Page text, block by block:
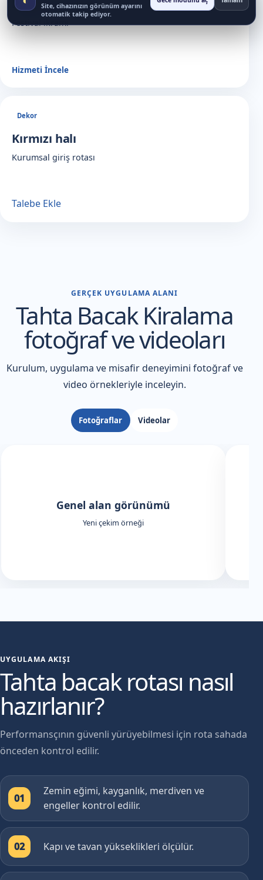
Popcorn arabası
Festival ikramı
Hizmeti İncele
Dekor
Kırmızı halı
Kurumsal giriş rotası
Talebe Ekle
GERÇEK UYGULAMA ALANI
Tahta Bacak Kiralama
fotoğraf ve videoları
Kurulum, uygulama ve misafir deneyimini fotoğraf ve
video örnekleriyle inceleyin.
Fotoğraflar Videolar
Genel alan görünümü
Yeni çekim örneği
UYGULAMA AKIŞI
Tahta bacak rotası nasıl
hazırlanır?
Performansçının güvenli yürüyebilmesi için rota sahada
önceden kontrol edilir.
01
Zemin eğimi, kayganlık, merdiven ve
engeller kontrol edilir.
02 Kapı ve tavan yükseklikleri ölçülür.
Site, cihazınızın görünüm ayarını
otomatik takip ediyor.